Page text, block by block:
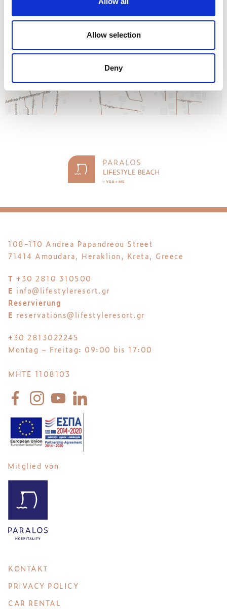
Allow selection
Deny
108-110 Andrea Papandreou Street
71414 Amoudara, Heraklion, Kreta, Greece
T +30 2810 310500
E info@lifestyleresort.gr
Reservierung
E reservations@lifestyleresort.gr
+30 2813022245
Montag – Freitag: 09:00 bis 17:00
MHTE 1108103
Mitglied von
KONTAKT
PRIVACY POLICY
CAR RENTAL